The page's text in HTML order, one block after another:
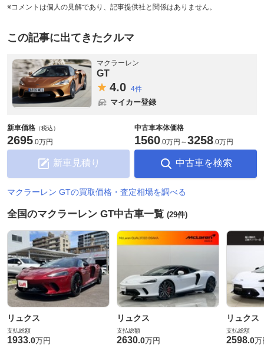
※コメントは個人の見解であり、記事提供社と関係はありません。
この記事に出てきたクルマ
マクラーレン
GT
4.0 4件
マイカー登録
新車価格 （税込）
2695.0万円
新車見積り
中古車本体価格
1560.0万円 ～3258.0万円
中古車を検索
マクラーレン GTの買取価格・査定相場を調べる
全国のマクラーレン GT中古車一覧 (29件)
リュクス
支払総額
1933.0万円
リュクス
支払総額
2630.0万円
リュクス
支払総額
2598.0万